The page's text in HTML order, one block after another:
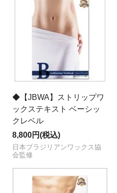
◆【JBWA】ストリップワ
ックステキスト ベーシッ
クレベル
8,800円(税込)
日本ブラジリアンワックス協
会監修